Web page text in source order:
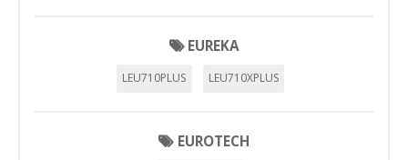
EUREKA
LEU710PLUS LEU710XPLUS
EUROTECH